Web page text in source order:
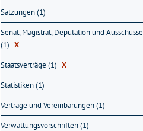
Satzungen (1)
Senat, Magistrat, Deputation und Ausschüsse
(1) X
Staatsverträge (1) X
Statistiken (1)
Verträge und Vereinbarungen (1)
Verwaltungsvorschriften (1)